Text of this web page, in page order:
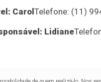
CarolTelefone: (11)
Lidiane